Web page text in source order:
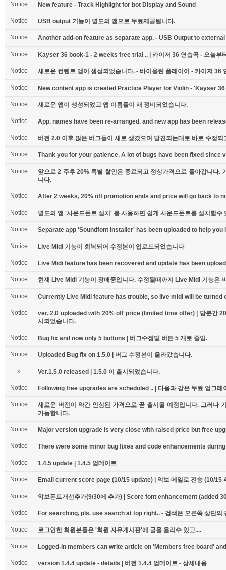
Notice New feature - Track Highlight for bot Display and Sound
Notice USB output 기능이 별도의 앱으로 무료제공됩니다.
Notice Another add-on feature as separate app. - USB Output to
Notice Kayser 36 book-1 - 2 weeks free trial .. | 카이저 36 연습곡 - 오늘부
Notice 새로운 컨텐트 앱이 생성되었습니다. - 바이올린 플레이어 - 카이저 36
Notice New content app is created Practice Player for Violin - 'Kayser
Notice 새로운 앱이 생성되었고 앱 이름들이 재 정비되었습니다.
Notice App. names have been re-arranged. and new app has been
Notice 버전 2.0 이후 많은 버그들이 새로 생겼으며 발견되는대로 바로 수정되
Notice Thank you for your patience. A lot of bugs have been fixed since
Notice
앞으로 2 주후 20% 특별 할인은 종료되고 정상가격으로 돌아갑니다.
니다.
Notice After 2 weeks, 20% off promotion ends and price will go back to
Notice 별도의 앱 '사운드폰트 설치' 를 사용하면 쉽게 사운드폰트를 설치할수
Notice Separate app 'Soundfont Installer' has been uploaded to help you
Notice Live Midi 기능이 회복되어 수정본이 업로드되었습니다
Notice Live Midi feature has been recovered and update has been
Notice 현재 Live Midi 기능이 장애중입니다. 수정될때까지 Live Midi 기능은
Notice Currently Live Midi feature has trouble, so live midi will be turned
Notice
ver. 2.0 uploaded with 20% off price (limited time offer) | 당분간
시되었습니다.
Notice Bug fix and now only 5 buttons | 버그수정및 버튼 5 개로 줄임.
Notice Uploaded Bug fix on 1.5.0 | 버그 수정본이 올라갔습니다.
» Ver.1.5.0 released | 1.5.0 이 출시되었습니다.
Notice Following free upgrades are scheduled .. | 다음과 같은 무료 업그레
Notice
새로운 버전이 약간 인상된 가격으로 곧 출시될 예정입니다. 그러나
가능합니다.
Notice Major version upgrade is very close with raised price but free
Notice There were some minor bug fixes and code enhancements
Notice 1.4.5 update | 1.4.5 업데이트
Notice Email current score page (10/15 update) | 악보 메일로 전송 (10/15
Notice 악보폰트개선추가(9/30에 추가) | Score font enhancement (added
Notice For searching, pls. use search at top right.. - 검색은 오른쪽 상단의
Notice 로그인한 회원분들은 '회원 자유게시판'에 글을 올리수 있고....
Notice Logged-in members can write article on 'Members free board'
Notice version 1.4.4 update - details | 버전 1.4.4 업데이트 - 상세내용